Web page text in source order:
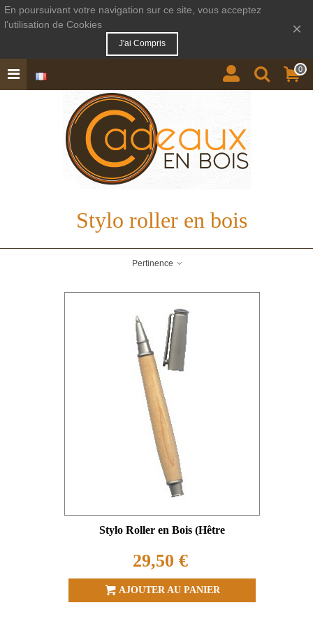
En poursuivant votre navigation sur ce site, vous acceptez
l’utilisation de Cookies
J'ai Compris
×
0
Stylo roller en bois
Pertinence
Stylo Roller en Bois (Hêtre
29,50 €
AJOUTER AU PANIER